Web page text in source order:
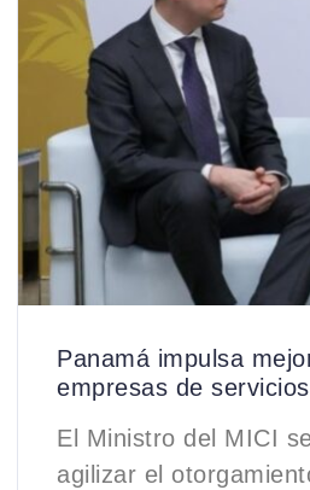
Panamá impulsa
empresas de
El Ministro del MICI
agilizar el